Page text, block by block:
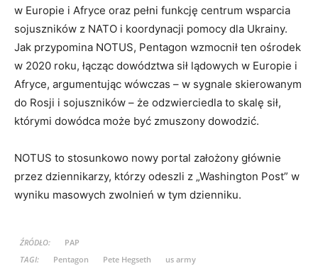
w Europie i Afryce oraz pełni funkcję centrum wsparcia
sojuszników z NATO i koordynacji pomocy dla Ukrainy.
Jak przypomina NOTUS, Pentagon wzmocnił ten ośrodek
w 2020 roku, łącząc dowództwa sił lądowych w Europie i
Afryce, argumentując wówczas – w sygnale skierowanym
do Rosji i sojuszników – że odzwierciedla to skalę sił,
którymi dowódca może być zmuszony dowodzić.
NOTUS to stosunkowo nowy portal założony głównie
przez dziennikarzy, którzy odeszli z „Washington Post” w
wyniku masowych zwolnień w tym dzienniku.
ŹRÓDŁO:
PAP
TAGI:
Pentagon Pete Hegseth us army